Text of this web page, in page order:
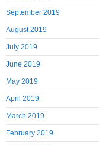
September 2019
August 2019
July 2019
June 2019
May 2019
April 2019
March 2019
February 2019